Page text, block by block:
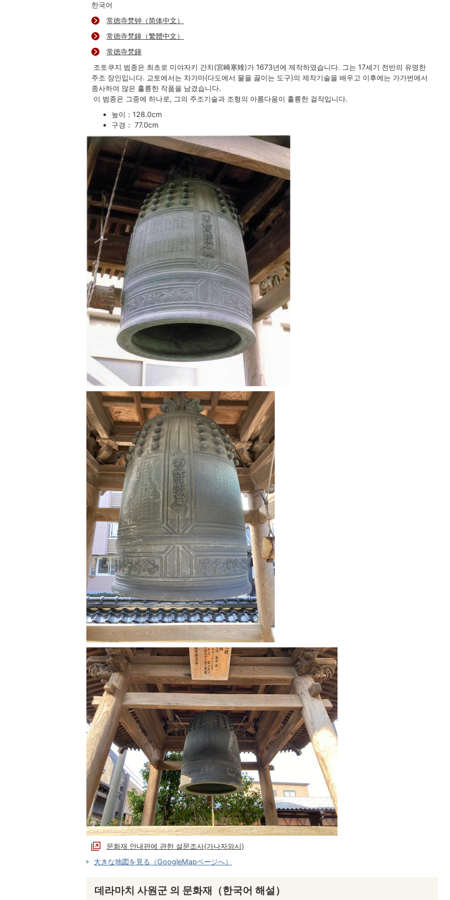
한국어
常徳寺梵钟（简体中文）
常徳寺梵鐘（繁體中文）
常徳寺梵鐘
조토쿠지 범종은 최초로 미야자키 간치(宮崎寒雉)가 1673년에 제작하였습니다. 그는 17세기 전반의 유명한
주조 장인입니다. 교토에서는 차가마(다도에서 물을 끓이는 도구)의 제작기술을 배우고 이후에는 가가번에서
종사하여 많은 훌륭한 작품을 남겼습니다.
이 범종은 그중에 하나로, 그의 주조기술과 조형의 아름다움이 훌륭한 걸작입니다.
높이：128.0cm
구경： 77.0cm
문화재 안내판에 관한 설문조사(가나자와시)
大きな地図を見る（GoogleMapページへ）
데라마치 사원군 의 문화재（한국어 해설）